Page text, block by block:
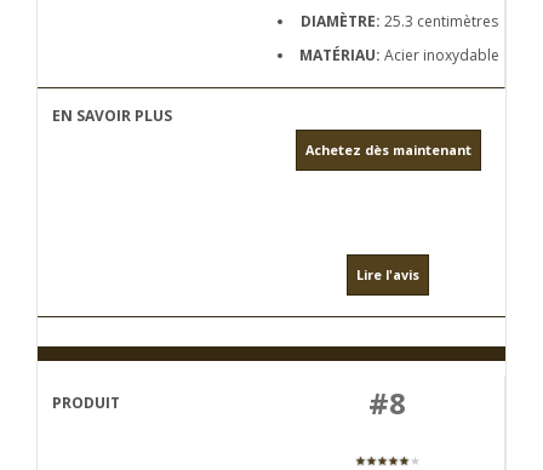
DIAMÈTRE: 25.3 centimètres
MATÉRIAU: Acier inoxydable
Achetez dès maintenant
Lire l'avis
#8
★★★★★★